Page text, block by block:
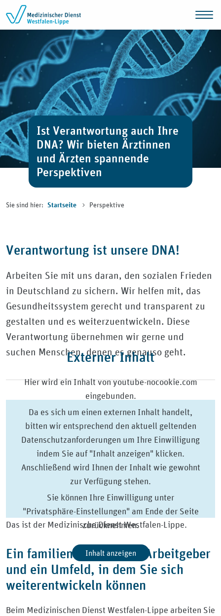
Zum Inhalt springen
Ist Verantwortung auch Ihre
DNA? Wir bieten Ärztinnen
und Ärzten spannende
Perspektiven
Sie sind hier: Startseite Perspektive
Verantwortung ist unsere DNA!
Arbeiten Sie mit uns daran, den sozialen Frieden
in Deutschland zu sichern. Wir helfen mit, das
Gesundheitssystem gerecht und transparent zu
gestalten und es weiterzuentwickeln. Diese
Verantwortung übernehmen wir gerne und
suchen Menschen, denen es genauso geht.
Externer Inhalt
Hier wird ein Inhalt von youtube-nocookie.com
eingebunden.
Da es sich um einen externen Inhalt handelt,
bitten wir entsprechend den aktuell geltenden
Datenschutzanforderungen um Ihre Einwilligung
indem Sie auf "Inhalt anzeigen" klicken.
Anschließend wird Ihnen der Inhalt wie gewohnt
zur Verfügung stehen.
Sie können Ihre Einwilligung unter
"Privatsphäre-Einstellungen" am Ende der Seite
zurücknehmen.
Inhalt anzeigen
Das ist der Medizinische Dienst Westfalen-Lippe.
Ein familienfreundlicher Arbeitgeber
und ein Umfeld, in dem Sie sich
weiterentwickeln können
Beim Medizinischen Dienst Westfalen-Lippe arbeiten Sie